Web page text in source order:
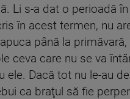
Li s-a dat o perioadă
în acest termen, nu
până la
ceva care nu se va
ele. Dacă tot nu le-au
ca braţul să fie